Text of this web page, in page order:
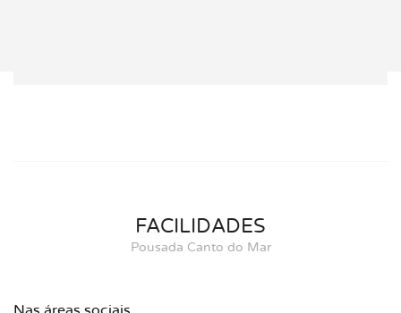
FACILIDADES
Pousada Canto do Mar